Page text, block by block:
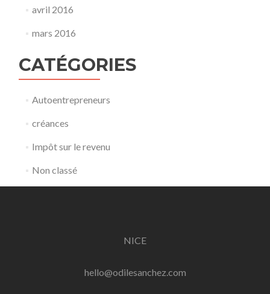
avril 2016
mars 2016
CATÉGORIES
Autoentrepreneurs
créances
Impôt sur le revenu
Non classé
NICE
hello@odilesanchez.com